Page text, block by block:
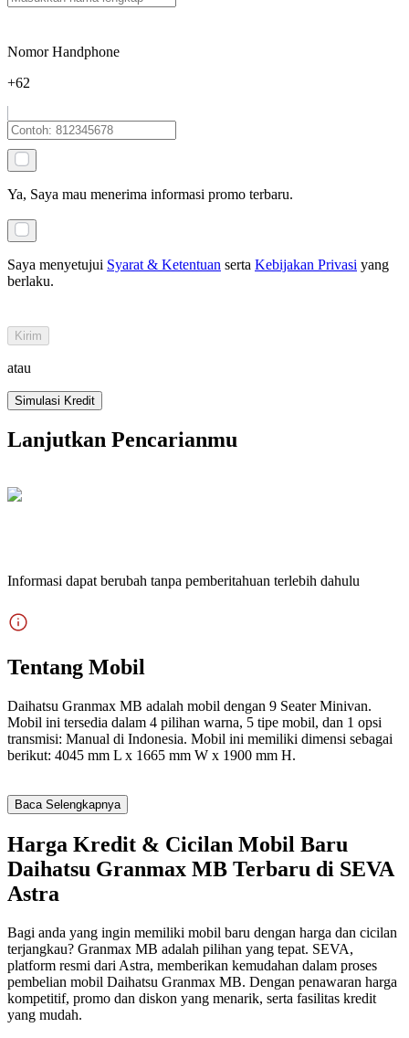
Nomor Handphone
+62
Ya, Saya mau menerima informasi promo terbaru.
Saya menyetujui Syarat & Ketentuan serta Kebijakan Privasi yang
berlaku.
Kirim
atau
Simulasi Kredit
Lanjutkan Pencarianmu
Informasi dapat berubah tanpa pemberitahuan terlebih dahulu
Tentang Mobil
Daihatsu Granmax MB adalah mobil dengan 9 Seater Minivan.
Mobil ini tersedia dalam 4 pilihan warna, 5 tipe mobil, dan 1 opsi
transmisi: Manual di Indonesia. Mobil ini memiliki dimensi sebagai
berikut: 4045 mm L x 1665 mm W x 1900 mm H.
Baca Selengkapnya
Harga Kredit & Cicilan Mobil Baru
Daihatsu Granmax MB Terbaru di SEVA
Astra
Bagi anda yang ingin memiliki mobil baru dengan harga dan cicilan
terjangkau? Granmax MB adalah pilihan yang tepat. SEVA,
platform resmi dari Astra, memberikan kemudahan dalam proses
pembelian mobil Daihatsu Granmax MB. Dengan penawaran harga
kompetitif, promo dan diskon yang menarik, serta fasilitas kredit
yang mudah.